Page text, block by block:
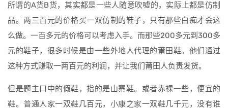
所谓的A货B货，其实都是一些人随意吹嘘的，实际上都是仿制
品。两三百元的价格买一双仿制的鞋子，只有那些白痴才会这
么做。一百多元的价格可以考虑入手。而那些200多元到300多
元的鞋子，很多时候是由一些外地人代理的莆田鞋。他们通过
这种方式赚取一两百元的利润，并让我们莆田人负责发货。
但是题主口中的假鞋，指的是山寨鞋。或者赤裸一些，便宜的
鞋。普通人家一双鞋几百元，小康之家一双鞋几千元，没有谁